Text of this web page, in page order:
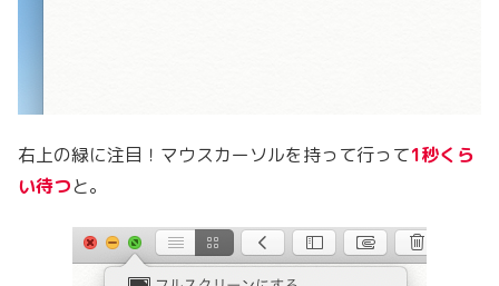
右上の緑に注目！マウスカーソルを持って行って1秒くら
い待つと。